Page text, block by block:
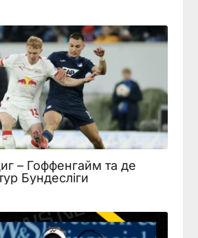
– Гоффенгайм та де
Бундесліги